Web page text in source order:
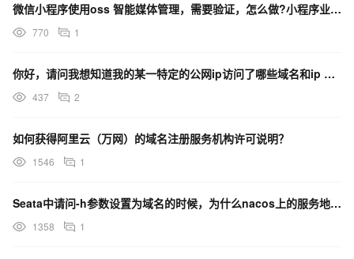
微信小程序使用oss 智能媒体管理，需要验证，怎么做?小程序业务域名验证
770 1
你好，请问我想知道我的某一特定的公网ip访问了哪些域名和ip 该怎么做？
437 2
如何获得阿里云（万网）的域名注册服务机构许可说明？
1546 1
Seata中请问-h参数设置为域名的时候，为什么nacos上的服务地址不是域名而是ip呢？
1358 1